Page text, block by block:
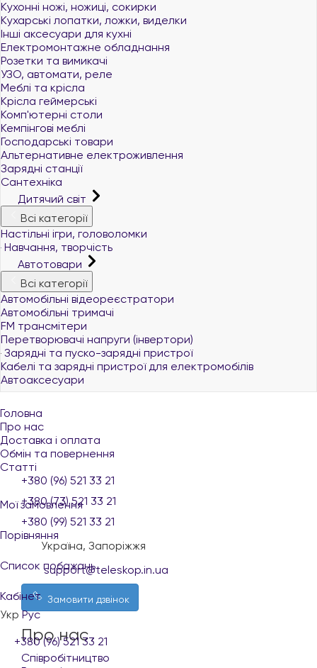
Кухонні ножі, ножиці, сокирки
Кухарські лопатки, ложки, виделки
Інші аксесуари для кухні
Електромонтажне обладнання
Розетки та вимикачі
УЗО, автомати, реле
Меблі та крісла
Крісла геймерські
Комп'ютерні столи
Кемпінгові меблі
Господарські товари
Альтернативне електроживлення
Зарядні станції
Сантехніка
Дитячий світ
Всі категорії
Настільні ігри, головоломки
Навчання, творчість
Автотовари
Всі категорії
Автомобільні відеореєстратори
Автомобільні тримачі
FM трансмітери
Перетворювачі напруги (інвертори)
Зарядні та пуско-зарядні пристрої
Кабелі та зарядні пристрої для електромобілів
Автоаксесуари
Головна
Про нас
Доставка і оплата
Обмін та повернення
Статті
Мої замовлення
Порівняння
Список побажань
Кабінет
Укр Рус
+380 (96) 521 33 21
+380 (96) 521 33 21
+380 (73) 521 33 21
+380 (99) 521 33 21
Україна, Запоріжжя
support@teleskop.in.ua
Замовити дзвінок
Про нас
Співробітництво